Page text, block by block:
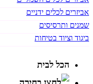
אביזרים לכלים ידניים
שמנים ותרסיסים
ביגוד וציוד בטיחות
הכל לבית